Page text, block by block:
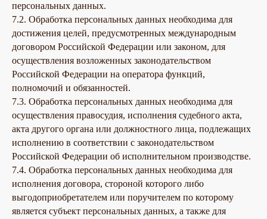
персональных данных.
7.2. Обработка персональных данных необходима для
достижения целей, предусмотренных международным
договором Российской Федерации или законом, для
осуществления возложенных законодательством
Российской Федерации на оператора функций,
полномочий и обязанностей.
7.3. Обработка персональных данных необходима для
осуществления правосудия, исполнения судебного акта,
акта другого органа или должностного лица, подлежащих
исполнению в соответствии с законодательством
Российской Федерации об исполнительном производстве.
7.4. Обработка персональных данных необходима для
исполнения договора, стороной которого либо
выгодоприобретателем или поручителем по которому
является субъект персональных данных, а также для